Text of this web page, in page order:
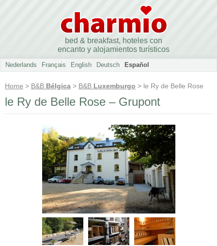
bed & breakfast, hoteles con
encanto y alojamientos turísticos
Nederlands Français English Deutsch Español
Home > B&B Bélgica > B&B Luxemburgo > le Ry de Belle Rose
le Ry de Belle Rose – Grupont